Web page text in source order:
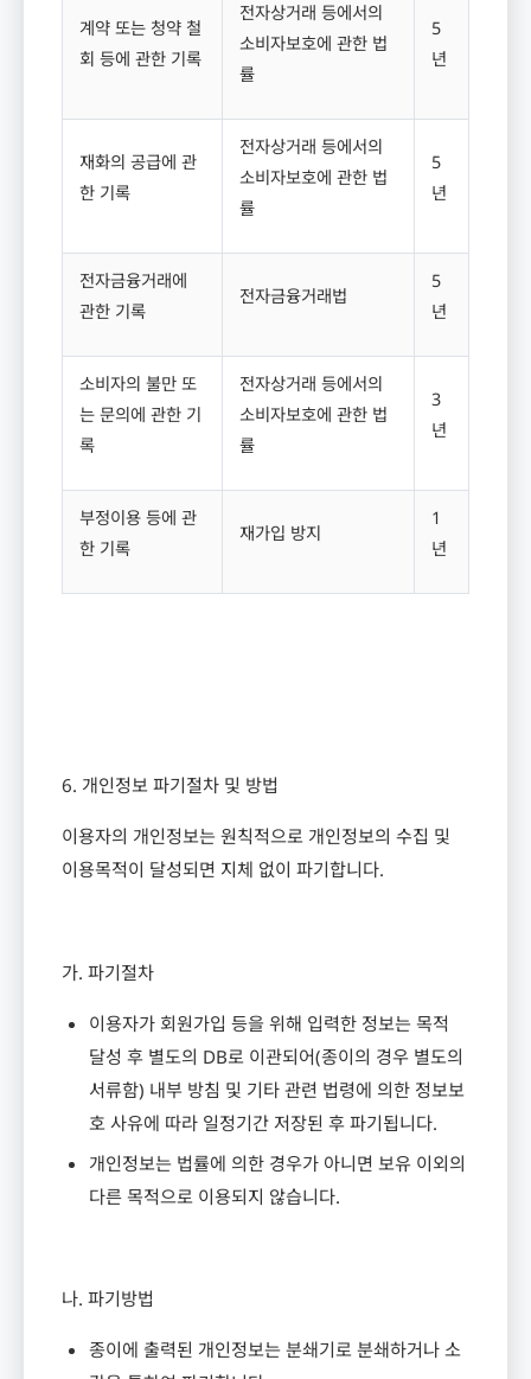
계약 또는 청약 철
회 등에 관한 기록
전자상거래 등에서의
소비자보호에 관한 법
률
5
년
재화의 공급에 관
한 기록
전자상거래 등에서의
소비자보호에 관한 법
률
5
년
전자금융거래에
관한 기록
전자금융거래법
5
년
소비자의 불만 또
는 문의에 관한 기
록
전자상거래 등에서의
소비자보호에 관한 법
률
3
년
부정이용 등에 관
한 기록
재가입 방지
1
년
6. 개인정보 파기절차 및 방법
이용자의 개인정보는 원칙적으로 개인정보의 수집 및
이용목적이 달성되면 지체 없이 파기합니다.
가. 파기절차
이용자가 회원가입 등을 위해 입력한 정보는 목적
달성 후 별도의 DB로 이관되어(종이의 경우 별도의
서류함) 내부 방침 및 기타 관련 법령에 의한 정보보
호 사유에 따라 일정기간 저장된 후 파기됩니다.
개인정보는 법률에 의한 경우가 아니면 보유 이외의
다른 목적으로 이용되지 않습니다.
나. 파기방법
종이에 출력된 개인정보는 분쇄기로 분쇄하거나 소